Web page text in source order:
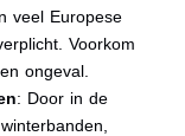
veel Europese
Voorkom
ongeval.
: Door in de